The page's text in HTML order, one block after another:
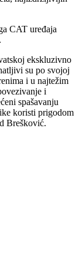
CAT uređaja
ekskluzivno
su po svojoj
i u najtežim
i
spašavanju
koristi prigodom
Brešković.